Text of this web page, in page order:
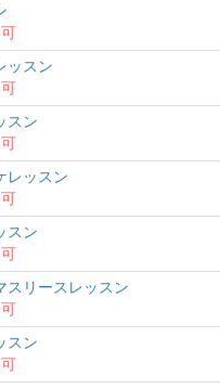
ッスン
スン
レッスン
スン
スリースレッスン
スン